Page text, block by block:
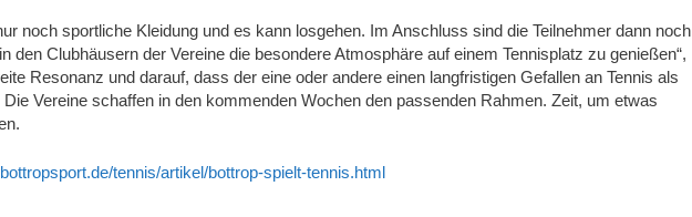
noch sportliche Kleidung und es kann losgehen. Im Anschluss sind die Teilnehmer dann noch
den Clubhäusern der Vereine die besondere Atmosphäre auf einem Tennisplatz zu genießen“,
Resonanz und darauf, dass der eine oder andere einen langfristigen Gefallen an Tennis als
Vereine schaffen in den kommenden Wochen den passenden Rahmen. Zeit, um etwas
tennis/artikel/bottrop-spielt-tennis.html